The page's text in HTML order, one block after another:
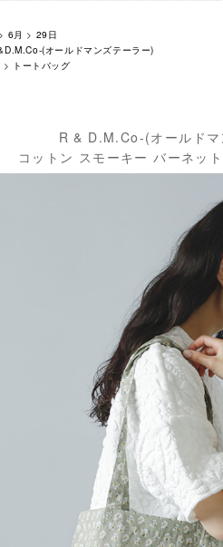
> 6月 > 29日
(オールドマンズテーラー)
> トートバッグ
R & D.M.Co-(オールドマ
コットン スモーキー バーネッ